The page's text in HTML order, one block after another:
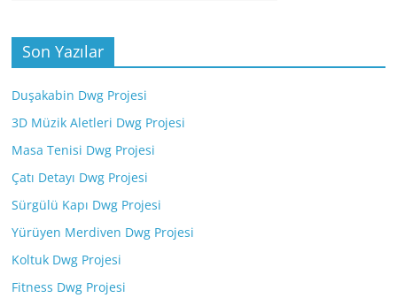
Son Yazılar
Duşakabin Dwg Projesi
3D Müzik Aletleri Dwg Projesi
Masa Tenisi Dwg Projesi
Çatı Detayı Dwg Projesi
Sürgülü Kapı Dwg Projesi
Yürüyen Merdiven Dwg Projesi
Koltuk Dwg Projesi
Fitness Dwg Projesi